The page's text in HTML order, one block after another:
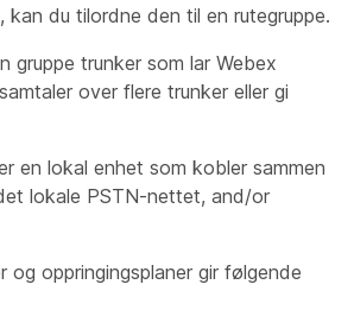
du tilordne den til en rutegruppe.
gruppe trunker som lar Webex
over flere trunker eller gi
en lokal enhet som kobler sammen
lokale PSTN-nettet, and/or
og oppringingsplaner gir følgende